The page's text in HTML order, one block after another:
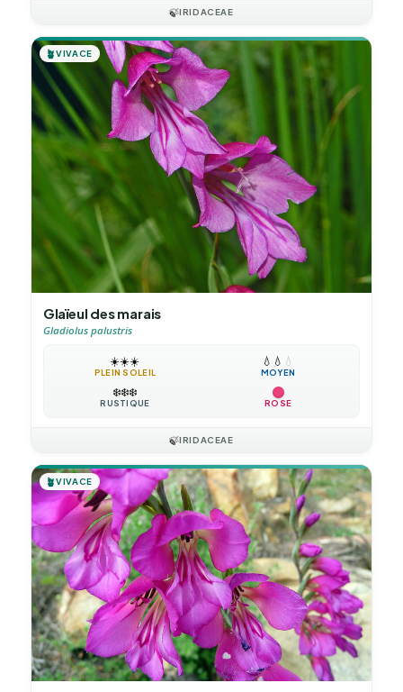
🍃IRIDACEAE
🪴VIVACE
Glaïeul des marais
Gladiolus palustris
☀️☀️☀️
PLEIN SOLEIL
💧 💧 💧
MOYEN
❄️❄️❄️
RUSTIQUE ROSE
🍃IRIDACEAE
🪴VIVACE